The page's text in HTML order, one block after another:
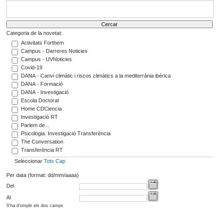
Categoria de la novetat:
Activitats Forthem
Campus - Darreres Noticies
Campus - UVNoticies
Covid-19
DANA - Canvi climàtic i riscos climàtics a la mediterrània ibèrica
DANA - Formació
DANA - Investigació
Escola Doctorat
Home CDCiencia
Investigació RT
Parlem de...
Psicologia. Investigació Transferència
The Conversation
Transferència RT
Seleccionar Tots Cap
Per data (format: dd/mm/aaaa)
Del
Al
S'ha d'omplir els dos camps